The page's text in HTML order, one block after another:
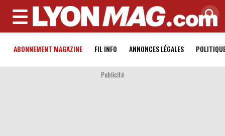
MENU
ABONNEMENT MAGAZINE FIL INFO ANNONCES LÉGALES
Publicité